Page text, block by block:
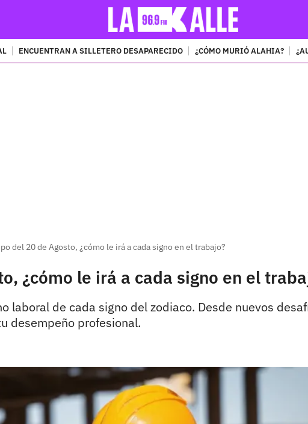
ENCUENTRAN A SILLETERO DESAPARECIDO ¿CÓMO MURIÓ ALAHIA?
del 20 de Agosto, ¿cómo le irá a cada signo en el trabajo?
¿cómo le irá a cada signo en el
laboral de cada signo del zodiaco. Desde nuevos
desempeño profesional.